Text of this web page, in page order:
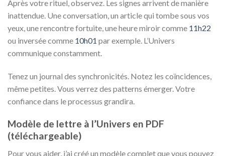
Après votre rituel, observez. Les signes arrivent de manière
inattendue. Une conversation, un article qui tombe sous vos
yeux, une rencontre fortuite, une heure miroir comme 11h22
ou inversée comme 10h01 par exemple. L’Univers
communique constamment.
Tenez un journal des synchronicités. Notez les coïncidences,
même petites. Vous verrez des patterns émerger. Votre
confiance dans le processus grandira.
Modèle de lettre à l’Univers en PDF
(téléchargeable)
Pour vous aider, j’ai créé un modèle complet que vous pouvez